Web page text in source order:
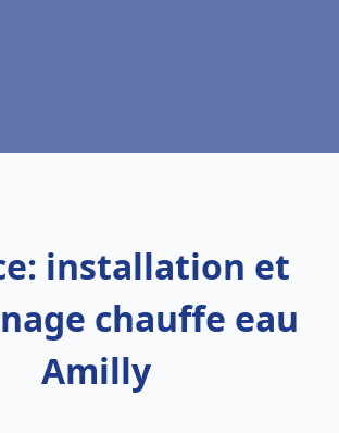
installation et
chauffe eau
Amilly